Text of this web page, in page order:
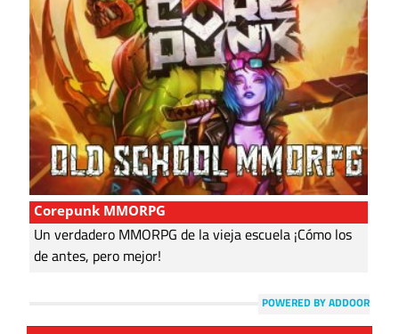
Corepunk MMORPG
Un verdadero MMORPG de la vieja escuela ¡Cómo los
de antes, pero mejor!
POWERED BY ADDOOR